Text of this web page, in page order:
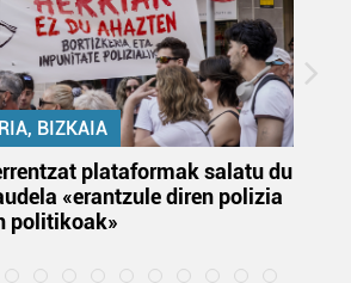
BIZKAIA
plataformak salatu du
«erantzule diren polizia
politikoak»